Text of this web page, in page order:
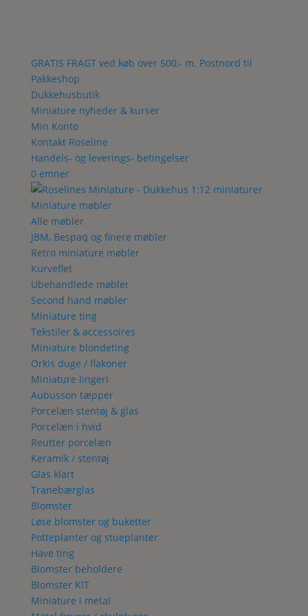
GRATIS FRAGT ved køb over 500,- m. Postnord til
Pakkeshop
Dukkehusbutik
Miniature nyheder & kurser
Min Konto
Kontakt Roseline
Handels- og leverings- betingelser
0 emner
Miniature møbler
Alle møbler
JBM, Bespaq og finere møbler
Retro miniature møbler
Kurveflet
Ubehandlede møbler
Second hand møbler
Miniature ting
Tekstiler & accessoires
Miniature blondeting
Orkis duge / flakoner
Miniature lingeri
Aubusson tæpper
Porcelæn stentøj & glas
Porcelæn i hvid
Reutter porcelæn
Keramik / stentøj
Glas klart
Tranebærglas
Blomster
Løse blomster og buketter
Potteplanter og stueplanter
Have ting
Blomster beholdere
Blomster KIT
Miniature i metal